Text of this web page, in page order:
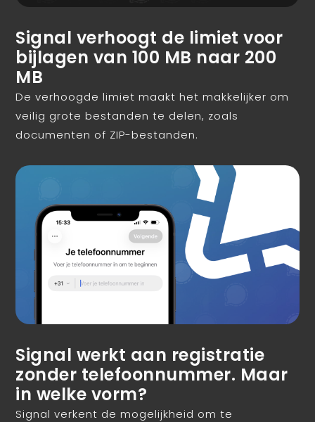
Signal verhoogt de limiet voor
bijlagen van 100 MB naar 200
MB
De verhoogde limiet maakt het makkelijker om
veilig grote bestanden te delen, zoals
documenten of ZIP-bestanden.
Signal werkt aan registratie
zonder telefoonnummer. Maar
in welke vorm?
Signal verkent de mogelijkheid om te